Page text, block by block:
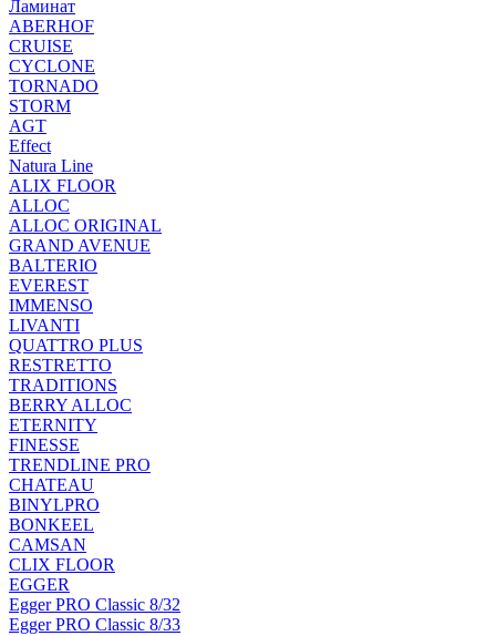
Ламинат
ABERHOF
CRUISE
CYCLONE
TORNADO
STORM
AGT
Effect
Natura Line
ALIX FLOOR
ALLOC
ALLOC ORIGINAL
GRAND AVENUE
BALTERIO
EVEREST
IMMENSO
LIVANTI
QUATTRO PLUS
RESTRETTO
TRADITIONS
BERRY ALLOC
ETERNITY
FINESSE
TRENDLINE PRO
CHATEAU
BINYLPRO
BONKEEL
CAMSAN
CLIX FLOOR
EGGER
Egger PRO Classic 8/32
Egger PRO Classic 8/33